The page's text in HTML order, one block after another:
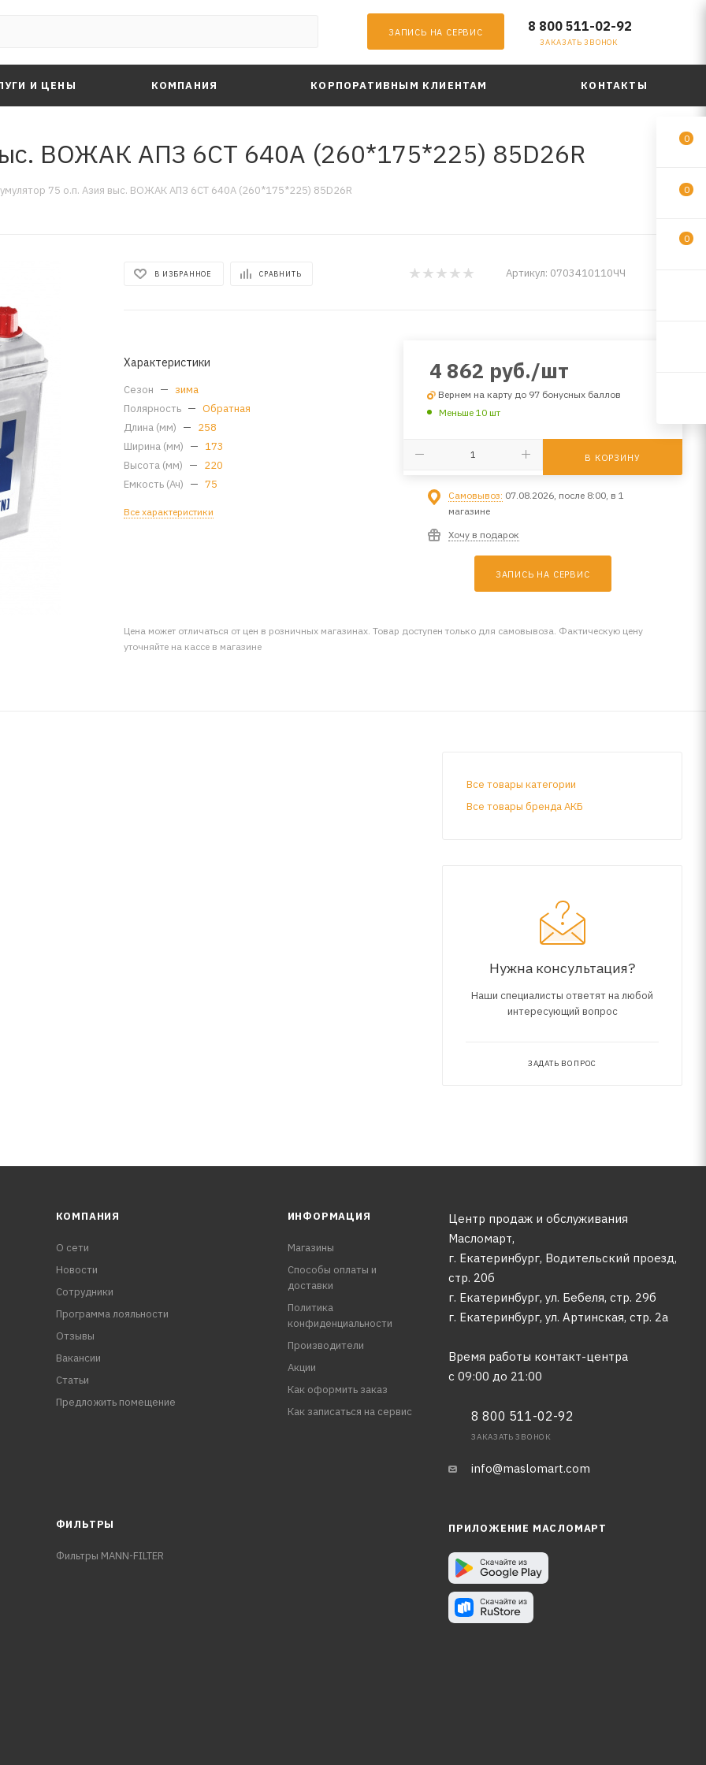
ЗАПИСЬ НА СЕРВИС 8 800 511-02-92
ЗАКАЗАТЬ ЗВОНОК
И ЦЕНЫ КОМПАНИЯ КОРПОРАТИВНЫМ КЛИЕНТАМ КОНТАКТЫ
ВОЖАК АПЗ 6СТ 640А (260*175*225) 85D26R
75 о.п. Азия выс. ВОЖАК АПЗ 6СТ 640А (260*175*225) 85D26R
В ИЗБРАННОЕ СРАВНИТЬ Артикул: 0703410110ЧЧ
Характеристики
Сезон — зима
Полярность — Обратная
Длина (мм) — 258
Ширина (мм) — 173
Высота (мм) — 220
Емкость (Ач) — 75
Все характеристики
4 862 руб./шт
Вернем на карту до 97 бонусных баллов
Меньше 10 шт
В КОРЗИНУ
Самовывоз: 07.08.2026, после 8:00, в 1
магазине
Хочу в подарок
ЗАПИСЬ НА СЕРВИС
Цена может отличаться от цен в розничных магазинах. Товар доступен только для самовывоза. Фактическую цену
уточняйте на кассе в магазине
Все товары категории
Все товары бренда АКБ
Нужна консультация?
Наши специалисты ответят на любой
интересующий вопрос
ЗАДАТЬ ВОПРОС
КОМПАНИЯ
О сети
Новости
Сотрудники
Программа лояльности
Отзывы
Вакансии
Статьи
Предложить помещение
ИНФОРМАЦИЯ
Магазины
Способы оплаты и
доставки
Политика
конфиденциальности
Производители
Акции
Как оформить заказ
Как записаться на сервис
Центр продаж и обслуживания
Масломарт,
г. Екатеринбург, Водительский проезд,
стр. 20б
г. Екатеринбург, ул. Бебеля, стр. 29б
г. Екатеринбург, ул. Артинская, стр. 2а
Время работы контакт-центра
с 09:00 до 21:00
8 800 511-02-92
ЗАКАЗАТЬ ЗВОНОК
info@maslomart.com
ФИЛЬТРЫ
Фильтры MANN-FILTER
ПРИЛОЖЕНИЕ МАСЛОМАРТ
0
0
0